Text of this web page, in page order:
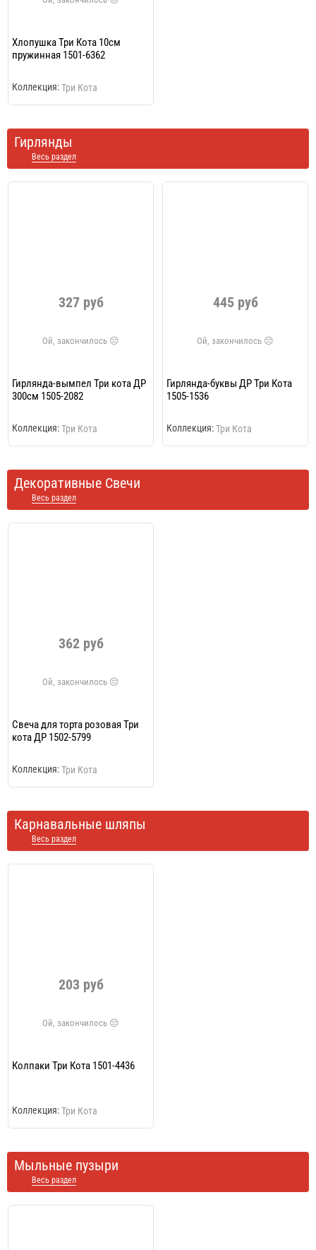
Хлопушка Три Кота 10см
пружинная 1501-6362
Коллекция:Три Кота
Гирлянды
Весь раздел
327 руб
Гирлянда-вымпел Три кота ДР
300см 1505-2082
Коллекция:Три Кота
445 руб
Гирлянда-буквы ДР Три Кота
1505-1536
Коллекция:Три Кота
Декоративные Свечи
Весь раздел
362 руб
Свеча для торта розовая Три
кота ДР 1502-5799
Коллекция:Три Кота
Карнавальные шляпы
Весь раздел
203 руб
Колпаки Три Кота 1501-4436
Коллекция:Три Кота
Мыльные пузыри
Весь раздел